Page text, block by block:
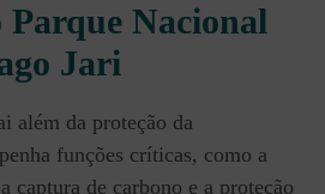
Nacional
Jari
além da proteção da
funções críticas, como a
captura de carbono e a proteção